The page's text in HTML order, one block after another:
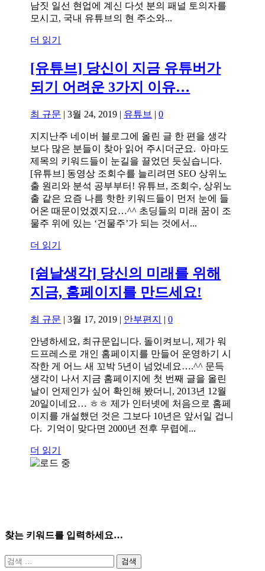
남짓 일선 현업에 계신 다섯 분의 패널 토의자를
모시고, 국내 유튜브의 현 주소와...
더 읽기
[유튜브] 당신이 지금 유튜버가
되기 어려운 3가지 이유…
최 규문 |3월 24, 2019 | 유튜브 |0
지지난주 네이버 블로그에 올린 글 한 편을 생각
보다 많은 분들이 찾아 읽어 주시더군요. 아마도
제목의 키워드들이 눈길을 끌었던 듯싶습니다.
[유튜브] 동영상 조회수를 늘리려면 SEO 상위노
출 원리와 분석 공부부터! 유튜브, 조회수, 상위노
출 같은 요즘 나름 핫한 키워드들이 먼저 눈에 들
어온 때문이었겠지요…^^ 초딩들의 미래 꿈이 조
물주 위에 있는 ‘건물주’가 되는 것에서...
더 읽기
[쉼날생각] 당신의 미래를 위해
지금, 홈페이지를 만드세요!
최 규문 |3월 17, 2019 | 안부편지 |0
안녕하세요, 최규문입니다. 돌이켜보니, 제가 워
드프레스로 개인 홈페이지를 만들어 운영하기 시
작한 게 어느 새 꼬박 5년이 넘었네요….^^ 문득
생각이 나서 지금 홈페이지에 첫 번째 글을 올린
날이 언제인가 싶어 확인해 봤더니, 2013년 12월
20일이네요… ㅎㅎ 제가 인터넷에 처음으로 홈페
이지를 개설했던 것은 그보다 10년은 앞서일 겁니
다. 기억이 맞다면 2000년 전후 무렵에...
더 읽기
찾는 키워드를 입력하세요…
검